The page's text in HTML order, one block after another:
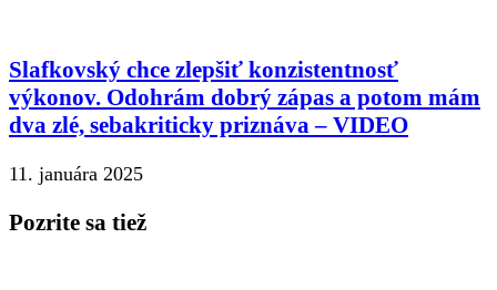
Slafkovský chce zlepšiť konzistentnosť
výkonov. Odohrám dobrý zápas a potom mám
dva zlé, sebakriticky priznáva – VIDEO
11. januára 2025
Pozrite sa tiež